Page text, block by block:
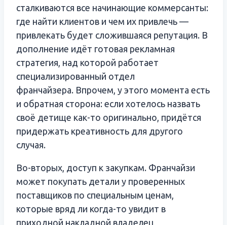
сталкиваются все начинающие коммерсанты:
где найти клиентов и чем их привлечь —
привлекать будет сложившаяся репутация. В
дополнение идёт готовая рекламная
стратегия, над которой работает
специализированный отдел
франчайзера. Впрочем, у этого момента есть
и обратная сторона: если хотелось назвать
своё детище как-то оригинально, придётся
придержать креативность для другого
случая.
Во-вторых, доступ к закупкам. Франчайзи
может покупать детали у проверенных
поставщиков по специальным ценам,
которые вряд ли когда-то увидит в
приходной накладной владелец